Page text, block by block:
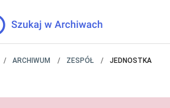
ARCHIWUM ZESPÓŁ JEDNOSTKA